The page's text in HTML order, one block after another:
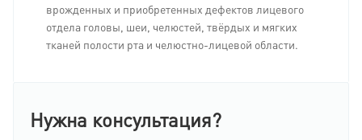
врожденных и приобретенных дефектов лицевого
отдела головы, шеи, челюстей, твёрдых и мягких
тканей полости рта и челюстно-лицевой области.
Нужна консультация?